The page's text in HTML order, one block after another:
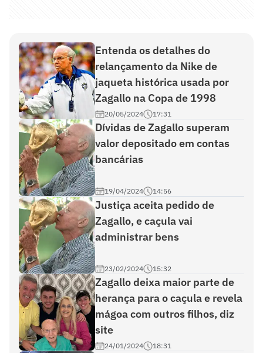
Entenda os detalhes do
relançamento da Nike de
jaqueta histórica usada por
Zagallo na Copa de 1998
20/05/2024 17:31
Dívidas de Zagallo superam
valor depositado em contas
bancárias
19/04/2024 14:56
Justiça aceita pedido de
Zagallo, e caçula vai
administrar bens
23/02/2024 15:32
Zagallo deixa maior parte de
herança para o caçula e revela
mágoa com outros filhos, diz
site
24/01/2024 18:31